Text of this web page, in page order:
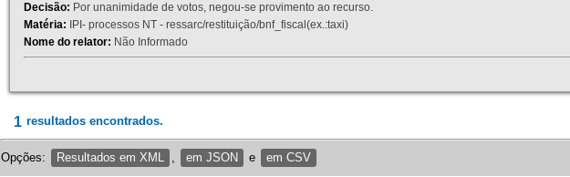
Decisão: Por unanimidade de votos, negou-se provimento ao recurso.
Matéria: IPI- processos NT - ressarc/restituição/bnf_fiscal(ex.:taxi)
Nome do relator: Não Informado
1 resultados encontrados.
Opções: Resultados em XML em JSON e em CSV